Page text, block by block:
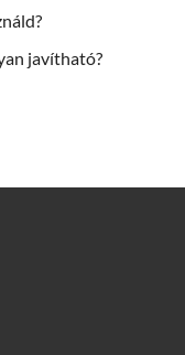
javítható?